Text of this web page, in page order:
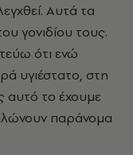
Αυτά τα
γονιδίου τους.
ότι ενώ
υγιέστατο, στη
αυτό το έχουμε
παράνομα